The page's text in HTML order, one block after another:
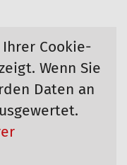
Cookie-
Wenn Sie
Daten an